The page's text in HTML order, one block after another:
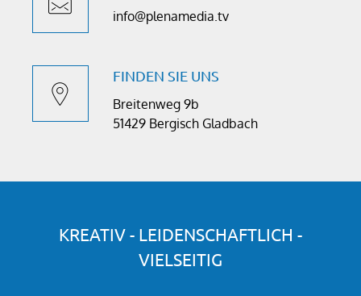
info@plenamedia.tv
FINDEN SIE UNS
Breitenweg 9b
51429 Bergisch Gladbach
KREATIV - LEIDENSCHAFTLICH -
VIELSEITIG